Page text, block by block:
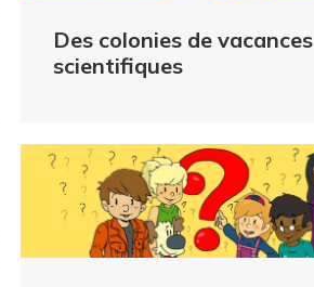
Des colonies de vacances
scientifiques